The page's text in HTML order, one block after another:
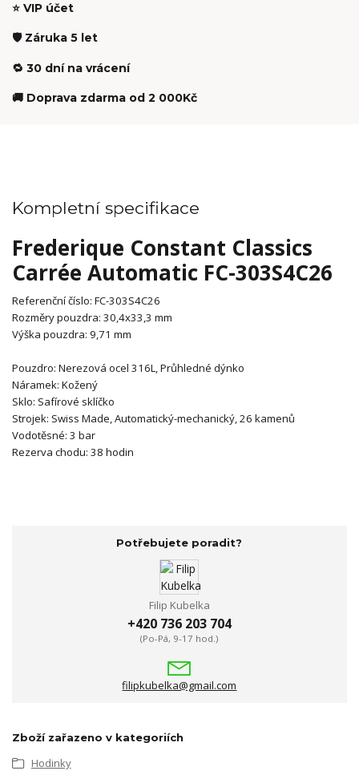
⭐ VIP účet
🛡️ Záruka 5 let
🔁 30 dní na vrácení
🚚 Doprava zdarma od 2 000Kč
Kompletní specifikace
Frederique Constant Classics
Carrée Automatic FC-303S4C26
Referenční číslo: FC-303S4C26
Rozměry pouzdra: 30,4x33,3 mm
Výška pouzdra: 9,71 mm
Pouzdro: Nerezová ocel 316L, Průhledné dýnko
Náramek: Kožený
Sklo: Safírové sklíčko
Strojek: Swiss Made,Automatický-mechanický, 26 kamenů
Vodotěsné: 3 bar
Rezerva chodu: 38 hodin
Potřebujete poradit?
Filip Kubelka
+420 736 203 704
(Po-Pá, 9-17 hod.)
filipkubelka@gmail.com
Zboží zařazeno v kategoriích
Hodinky